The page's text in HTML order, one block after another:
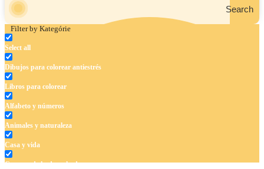
Search
Filter by Kategórie
Select all
Dibujos para colorear antiestrés
Libros para colorear
Alfabeto y números
Animales y naturaleza
Casa y vida
Cuentos de hadas y hadas